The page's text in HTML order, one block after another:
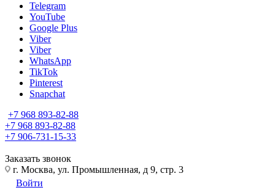
Telegram
YouTube
Google Plus
Viber
Viber
WhatsApp
TikTok
Pinterest
Snapchat
+7 968 893-82-88
+7 968 893-82-88
+7 906-731-15-33
Заказать звонок
г. Москва, ул. Промышленная, д 9, стр. 3
Войти